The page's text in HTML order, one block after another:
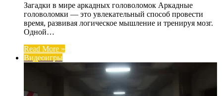
Загадки в мире аркадных головоломок Аркадные
головоломки — это увлекательный способ провести
время, развивая логическое мышление и тренируя мозг.
Одной…
Read More »
Видеоигры